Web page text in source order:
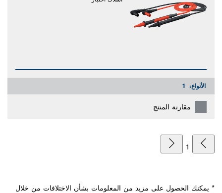
الأنواع: 1
مقارنة المنتج
1
* يمكنك الحصول على مزيد من المعلومات بشأن الاختلافات من خلال